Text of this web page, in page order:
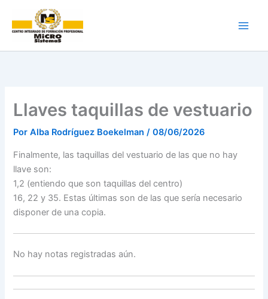
contenido
Llaves taquillas de vestuario
PorAlba Rodríguez Boekelman/08/06/2026
Finalmente, las taquillas del vestuario de las que no hay
llave son:
1,2 (entiendo que son taquillas del centro)
16, 22 y 35. Estas últimas son de las que sería necesario
disponer de una copia.
No hay notas registradas aún.